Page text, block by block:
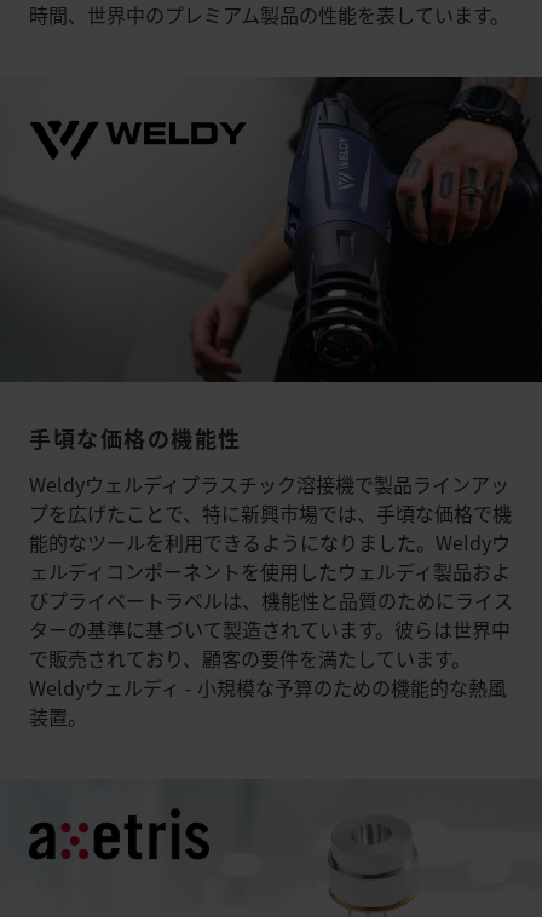
時間、世界中のプレミアム製品の性能を表しています。
手頃な価格の機能性
Weldyウェルディプラスチック溶接機で製品ラインアッ
プを広げたことで、特に新興市場では、手頃な価格で機
能的なツールを利用できるようになりました。Weldyウ
ェルディコンポーネントを使用したウェルディ製品およ
びプライベートラベルは、機能性と品質のためにライス
ターの基準に基づいて製造されています。彼らは世界中
で販売されており、顧客の要件を満たしています。
Weldyウェルディ - 小規模な予算のための機能的な熱風
装置。